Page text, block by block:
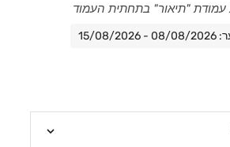
"תיאור" בתחתית העמוד
2026